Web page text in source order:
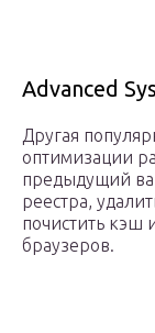
Advanced
Другая
оптимизации
предыдущий
реестра,
почистить
браузеров.